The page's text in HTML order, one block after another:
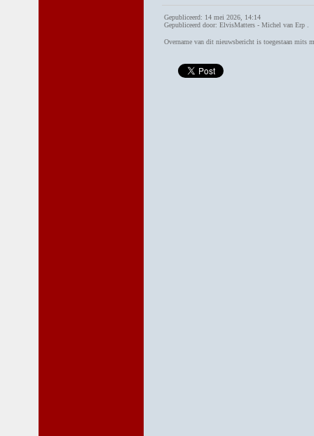
Gepubliceerd: 14 mei 2026, 14:14
Gepubliceerd door: ElvisMatters - Michel van Erp .
Overname van dit nieuwsbericht is toegestaan mits